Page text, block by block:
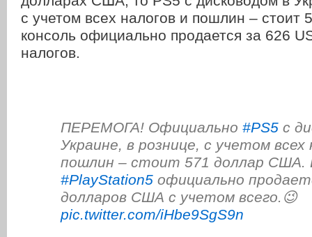
с учетом всех налогов и пошлин – стоит
консоль официально продается за 626
налогов.
ПЕРЕМОГА! Официально #PS5 с
Украине, в рознице, с учетом всех
пошлин – стоит 571 доллар США.
#PlayStation5 официально
долларов США с учетом всего.😉
pic.twitter.com/iHbe9SgS9n